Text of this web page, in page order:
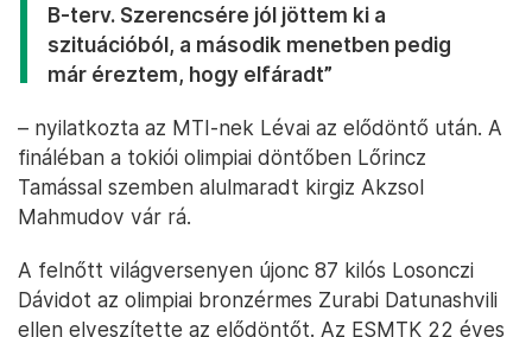
B-terv. Szerencsére jól jöttem ki a
szituációból, a második menetben pedig
már éreztem, hogy elfáradt”
– nyilatkozta az MTI-nek Lévai az elődöntő után. A
fináléban a tokiói olimpiai döntőben Lőrincz
Tamással szemben alulmaradt kirgiz Akzsol
Mahmudov vár rá.
A felnőtt világversenyen újonc 87 kilós Losonczi
Dávidot az olimpiai bronzérmes Zurabi Datunashvili
ellen elveszítette az elődöntőt. Az ESMTK 22 éves